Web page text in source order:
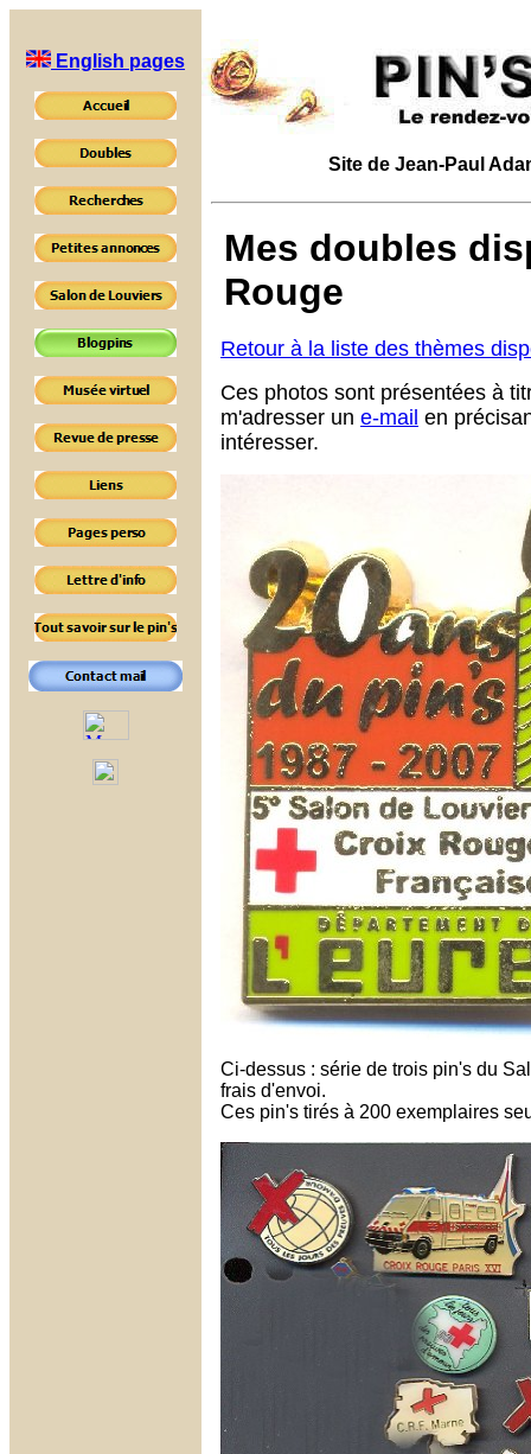
English pages
Site de Jean-Paul
Mes doubles
Rouge
Retour à la liste des thèmes
Ces photos sont présentées à
m'adresser un e-mail en
intéresser.
Ci-dessus : série de trois pin's du
frais d'envoi.
Ces pin's tirés à 200 exemplaires